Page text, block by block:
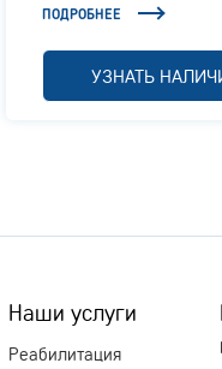
ПОДРОБНЕЕ
УЗНАТЬ
Наши услуги
Реабилитация